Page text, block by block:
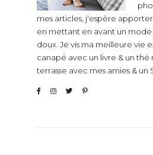
mes articles, j'espère
en mettant en avant un
doux. Je vis ma meilleure vie
canapé avec un livre & un thé
terrasse avec mes amies & un